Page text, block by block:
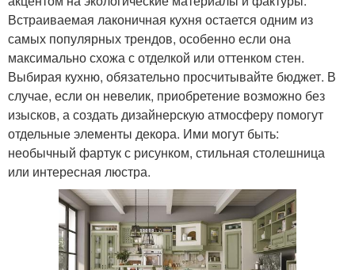
Встраиваемая лаконичная кухня остается одним из
самых популярных трендов, особенно если она
максимально схожа с отделкой или оттенком стен.
Выбирая кухню, обязательно просчитывайте бюджет. В
случае, если он невелик, приобретение возможно без
изысков, а создать дизайнерскую атмосферу помогут
отдельные элементы декора. Ими могут быть:
необычный фартук с рисунком, стильная столешница
или интересная люстра.